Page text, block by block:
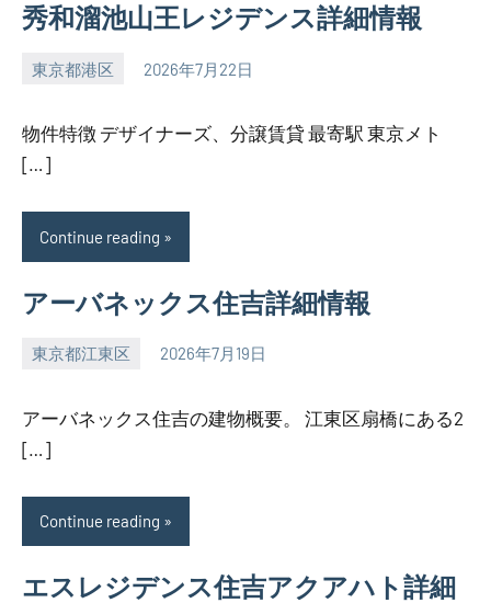
秀和溜池山王レジデンス詳細情報
東京都港区 2026年7月22日
SEZIMO
物件特徴 デザイナーズ、分譲賃貸 最寄駅 東京メト
[…]
Continue reading
アーバネックス住吉詳細情報
東京都江東区 2026年7月19日
SEZIMO
アーバネックス住吉の建物概要。 江東区扇橋にある2
[…]
Continue reading
エスレジデンス住吉アクアハト詳細